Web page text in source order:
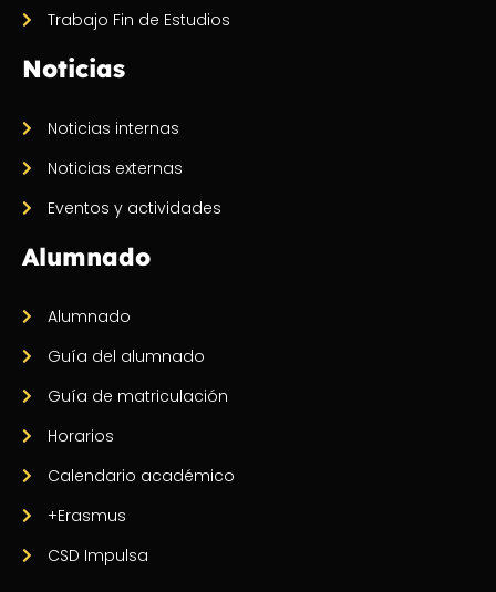
Trabajo Fin de Estudios
Noticias
Noticias internas
Noticias externas
Eventos y actividades
Alumnado
Alumnado
Guía del alumnado
Guía de matriculación
Horarios
Calendario académico
+Erasmus
CSD Impulsa